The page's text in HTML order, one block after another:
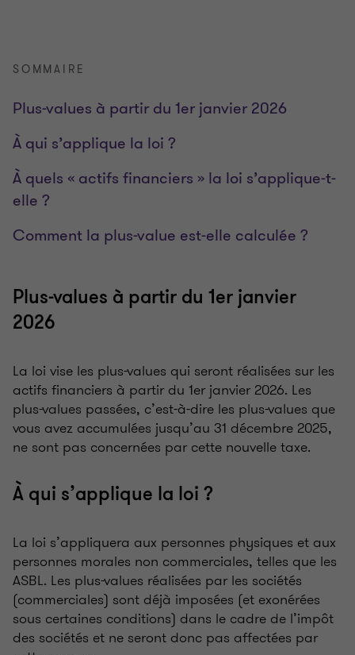
SOMMAIRE
Plus-values à partir du 1er janvier 2026
À qui s’applique la loi ?
À quels « actifs financiers » la loi s’applique-t-
elle ?
Comment la plus-value est-elle calculée ?
Plus-values à partir du 1er janvier
2026
La loi vise les plus-values qui seront réalisées sur les
actifs financiers à partir du 1er janvier 2026. Les
plus-values passées, c’est-à-dire les plus-values que
vous avez accumulées jusqu’au 31 décembre 2025,
ne sont pas concernées par cette nouvelle taxe.
À qui s’applique la loi ?
La loi s’appliquera aux personnes physiques et aux
personnes morales non commerciales, telles que les
ASBL. Les plus-values réalisées par les sociétés
(commerciales) sont déjà imposées (et exonérées
sous certaines conditions) dans le cadre de l’impôt
des sociétés et ne seront donc pas affectées par